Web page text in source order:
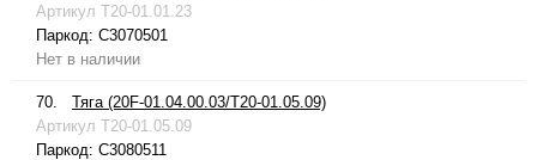
Артикул T20-01.01.23
Паркод: C3070501
Нет в наличии
70.
Тяга (20F-01.04.00.03/T20-01.05.09)
Артикул T20-01.05.09
Паркод: C3080511